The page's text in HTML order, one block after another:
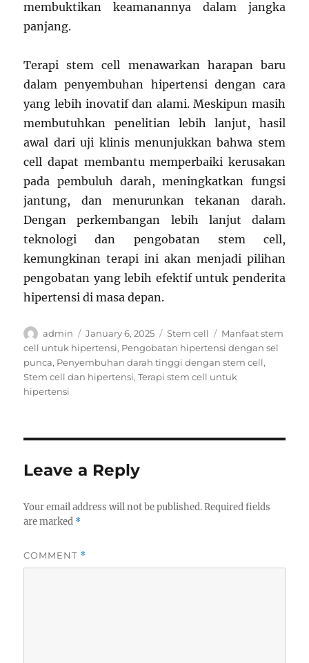
membuktikan keamanannya dalam jangka
panjang.
Terapi stem cell menawarkan harapan baru
dalam penyembuhan hipertensi dengan cara
yang lebih inovatif dan alami. Meskipun masih
membutuhkan penelitian lebih lanjut, hasil
awal dari uji klinis menunjukkan bahwa stem
cell dapat membantu memperbaiki kerusakan
pada pembuluh darah, meningkatkan fungsi
jantung, dan menurunkan tekanan darah.
Dengan perkembangan lebih lanjut dalam
teknologi dan pengobatan stem cell,
kemungkinan terapi ini akan menjadi pilihan
pengobatan yang lebih efektif untuk penderita
hipertensi di masa depan.
Author
admin
Posted
on
January 6, 2025 Categories
Stem cell Tags
Manfaat stem
cell untuk hipertensi, Pengobatan hipertensi dengan sel
punca, Penyembuhan darah tinggi dengan stem cell,
Stem cell dan hipertensi,Terapi stem cell untuk
hipertensi
Leave a Reply
Your email address will not be published. Required fields
are marked *
COMMENT *